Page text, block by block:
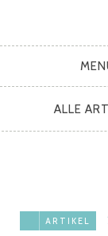
ALLE
ARTIKEL